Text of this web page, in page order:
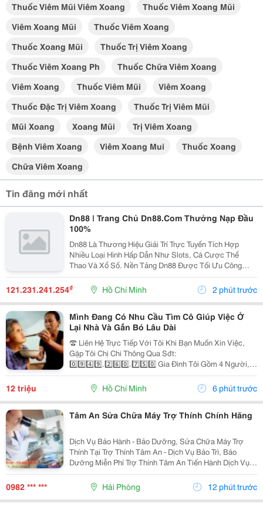
Thuốc Viêm Mũi Viêm Xoang
Thuốc Viêm Xoang Mũi
Viêm Xoang Mũi
Thuốc Viêm Xoang
Thuốc Xoang Mũi
Thuốc Trị Viêm Xoang
Thuốc Viêm Xoang Ph
Thuốc Chữa Viêm Xoang
Viêm Xoang
Thuốc Viêm Mũi
Viêm Xoang
Thuốc Đặc Trị Viêm Xoang
Thuốc Trị Viêm Mũi
Mũi Xoang
Xoang Mũi
Trị Viêm Xoang
Bệnh Viêm Xoang
Viêm Xoang Mui
Thuốc Xoang
Chữa Viêm Xoang
Tin đăng mới nhất
Dn88 | Trang Chủ Dn88.Com Thưởng Nạp Đầu
100%
Dn88 Là Thương Hiệu Giải Trí Trực Tuyến Tích Hợp
Nhiều Loại Hình Hấp Dẫn Như Slots, Cá Cược Thể
Thao Và Xổ Số. Nền Tảng Dn88 Được Tối Ưu Công
Nghệ, Bảo Mật Cao, Nạp Rút Nhanh Và Hỗ Trợ Tốt Trên
Pc Lẫn Điện Thoại Di Động. Website:
Https://Dn88C.com/...
121.231.241.254₫ Hồ Chí Minh 2 phút trước
Mình Đang Có Nhu Cầu Tìm Cô Giúp Việc Ở
Lại Nhà Và Gắn Bó Lâu Dài
☎️ Liên Hệ Trực Tiếp Với Tôi Khi Bạn Muốn Xin Việc,
Gặp Tôi Chị Chi Thông Qua Sđt:
0️⃣9️⃣4️⃣9️⃣.2️⃣6️⃣0️⃣.7️⃣5️⃣0️⃣ Gia Đình Tôi Gồm 4 Người, 2
Vợ Chồng 2 Con Nhỏ, Bé Lớn 9 Tuổi Đã Đi Học Có Ba
Mẹ Đưa Rước, Bé Nhỏ 1 Tuổi. Nhà Thì Chỉ Có 1 Lầu.
12 triệu Hồ Chí Minh 6 phút trước
Tâm An Sửa Chữa Máy Trợ Thính Chính Hãng
Dịch Vụ Bảo Hành - Bảo Dưỡng, Sửa Chữa Máy Trợ
Thính Tại Trợ Thính Tâm An - Dịch Vụ Bảo Trì, Bảo
Dưỡng Miễn Phí Trợ Thính Tâm An Tiến Hành Dịch Vụ
Bảo Dưỡng, Vệ Sinh Sấy Khô Máy Trợ Thính Định Kì 3
Tháng/1 Lần Đối Với Tất Cả Các Thiêt Bị Trợ...
0982 *** *** Hải Phòng 12 phút trước